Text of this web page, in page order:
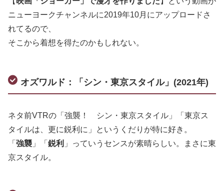
ニューヨークチャンネルに2019年10月にアップロードさ
れてるので、
そこから着想を得たのかもしれない。
オズワルド：「シン・東京スタイル」(2021年)
ネタ前VTRの「強襲！ シン・東京スタイル」「東京ス
タイルは、更に鋭利に」というくだりが特に好き。
「 強襲 」「 鋭利 」っていうセンスが素晴らしい。まさに東
京スタイル。